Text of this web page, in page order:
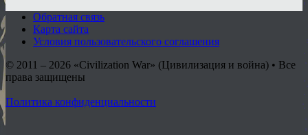
Обратная связь
Карта сайта
Условия пользовательского соглашения
© 2011 – 2026 «Civilization War» (Цивилизация и война) • Все
права защищены
Политика конфиденциальности